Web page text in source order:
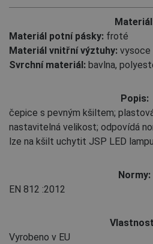
Materiál potní pásky: froté
Materiál vnitřní výztuhy: vysoce
Svrchní materiál: bavlna,
Popis:
čepice s pevným kšiltem;
nastavitelná velikost; odpovídá
lze na kšilt uchytit JSP LED
Normy:
EN 812 :2012
Vyrobeno v EU